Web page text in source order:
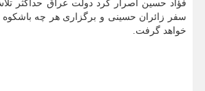
فؤاد حسین اصرار کرد دولت عراق حداکثر
سفر زائران حسینی و برگزاری هر چه باشکوه
خواهد گرفت.